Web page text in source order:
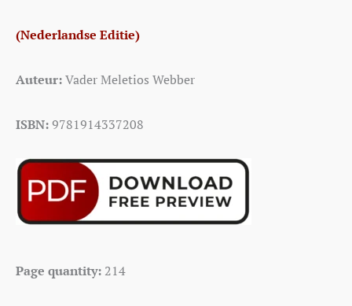
(Nederlandse Editie)
Auteur:Vader Meletios Webber
ISBN:9781914337208
Page quantity: 214